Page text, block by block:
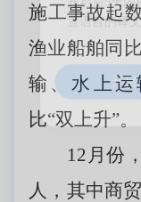
施工事故起
渔业船舶同
输、水上运
比“双上升”。
12月份
人，其中商
开启后5天内
开启